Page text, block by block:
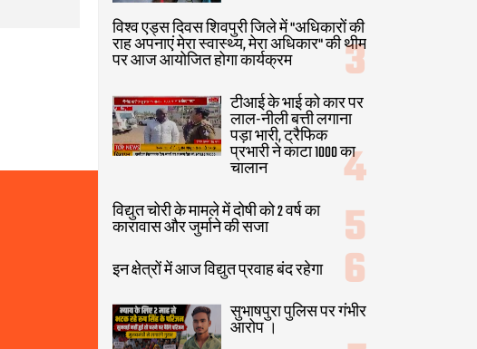
विश्व एड्स दिवस शिवपुरी जिले में "अधिकारों की
राह अपनाएं मेरा स्वास्थ्य, मेरा अधिकार" की थीम
पर आज आयोजित होगा कार्यक्रम
टीआई के भाई को कार पर
लाल-नीली बत्ती लगाना
पड़ा भारी, ट्रैफिक
प्रभारी ने काटा 1000 का
चालान
विद्युत चोरी के मामले में दोषी को 2 वर्ष का
कारावास और जुर्माने की सजा
इन क्षेत्रों में आज विद्युत प्रवाह बंद रहेगा
सुभाषपुरा पुलिस पर गंभीर
आरोप ।